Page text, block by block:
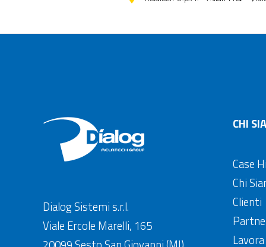
Dialog Sistemi s.r.l.
Viale Ercole Marelli, 165
CHI
Case
Chi
Clienti